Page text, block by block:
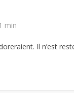
min
Il n’est